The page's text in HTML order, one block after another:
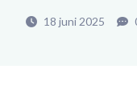
18 juni 2025